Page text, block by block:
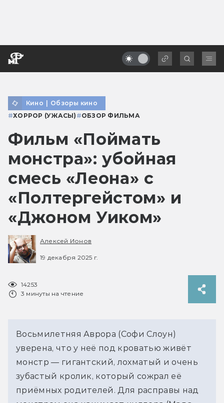
Кино | Обзоры кино
#ХОРРОР (УЖАСЫ) #ОБЗОР ФИЛЬМА
Фильм «Поймать
монстра»: убойная
смесь «Леона» с
«Полтергейстом» и
«Джоном Уиком»
Алексей Ионов
19 декабря 2025 г.
14253
3 минуты на чтение
Восьмилетняя Аврора (Софи Слоун)
уверена, что у неё под кроватью живёт
монстр — гигантский, лохматый и очень
зубастый кролик, который сожрал её
приёмных родителей. Для расправы над